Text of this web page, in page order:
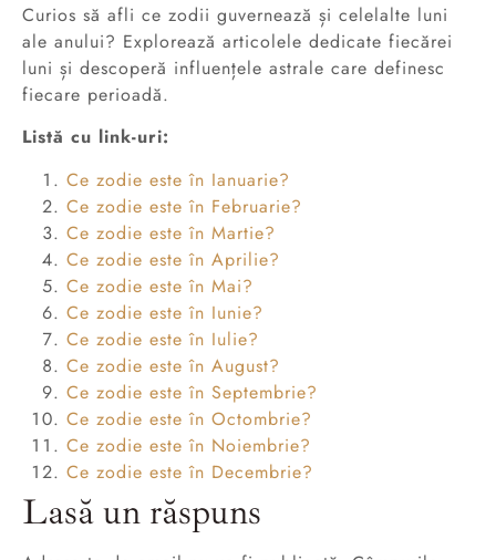
Curios să afli ce zodii guvernează și celelalte luni
ale anului? Explorează articolele dedicate fiecărei
luni și descoperă influențele astrale care definesc
fiecare perioadă.
Listă cu link-uri:
Ce zodie este în Ianuarie?
Ce zodie este în Februarie?
Ce zodie este în Martie?
Ce zodie este în Aprilie?
Ce zodie este în Mai?
Ce zodie este în Iunie?
Ce zodie este în Iulie?
Ce zodie este în August?
Ce zodie este în Septembrie?
Ce zodie este în Octombrie?
Ce zodie este în Noiembrie?
Ce zodie este în Decembrie?
Lasă un răspuns